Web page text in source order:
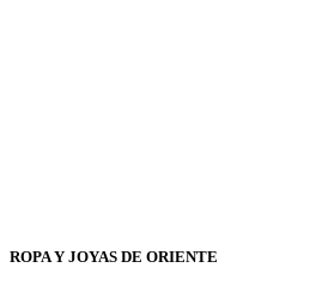
ROPA Y JOYAS DE ORIENTE